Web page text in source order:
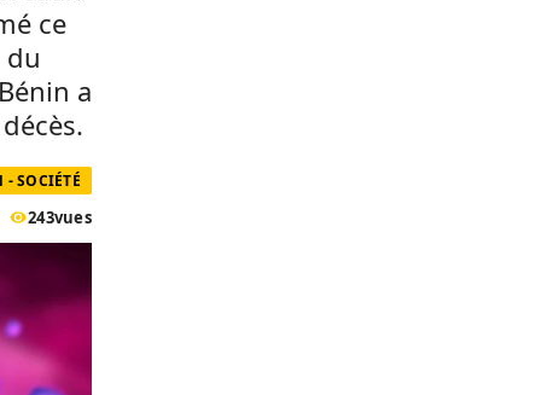
ce
du
a
- SOCIÉTÉ
243vues